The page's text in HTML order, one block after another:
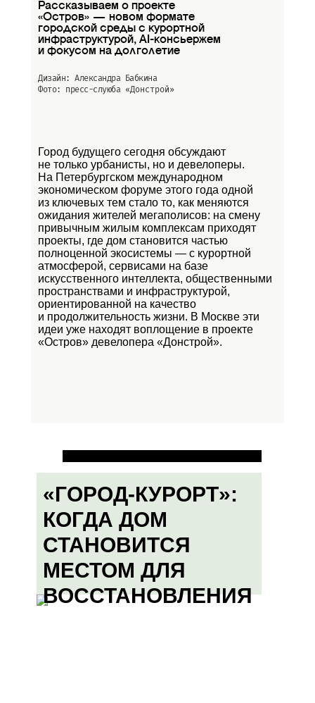
Рассказываем о проекте
«Остров» — новом формате
городской среды с курортной
инфраструктурой, AI-консьержем
и фокусом на долголетие
Дизайн: Александра Бабкина
Фото: пресс-слуюба «Донстрой»
Город будущего сегодня обсуждают
не только урбанисты, но и девелоперы.
На Петербургском международном
экономическом форуме этого года одной
из ключевых тем стало то, как меняются
ожидания жителей мегаполисов: на смену
привычным жилым комплексам приходят
проекты, где дом становится частью
полноценной экосистемы — с курортной
атмосферой, сервисами на базе
искусственного интеллекта, общественными
пространствами и инфраструктурой,
ориентированной на качество
и продолжительность жизни. В Москве эти
идеи уже находят воплощение в проекте
«Остров» девелопера «Донстрой».
«ГОРОД-КУРОРТ»:
КОГДА ДОМ
СТАНОВИТСЯ
МЕСТОМ ДЛЯ
ВОССТАНОВЛЕНИЯ